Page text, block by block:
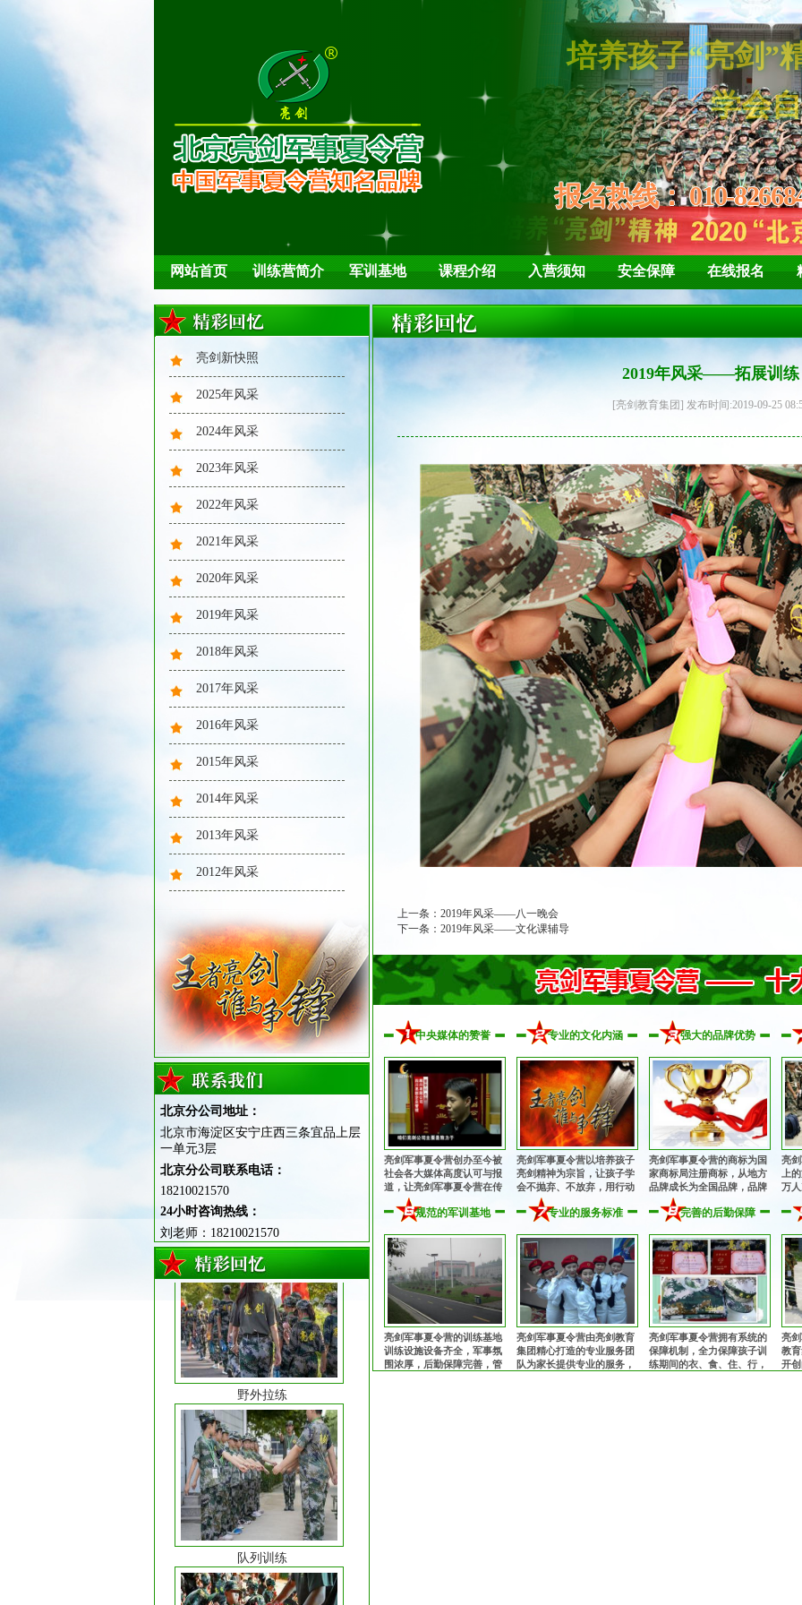
培养孩子
学会自信
报名热线：010-
网站首页 训练营简介 军训基地 课程介绍 入营须知 安全保障 在线报名
亮剑新快照
2025年风采
2024年风采
2023年风采
2022年风采
2021年风采
2020年风采
2019年风采
2018年风采
2017年风采
2016年风采
2015年风采
2014年风采
2013年风采
2012年风采
北京分公司地址：
北京市海淀区安宁庄西三条宜品上层
一单元3层
北京分公司联系电话：
18210021570
24小时咨询热线：
刘老师：18210021570
队列训练
心理健康
素质拓展
站姿训练
野外拉练
队列训练
2019年风采——拓展训练
[亮剑教育集团] 发布时间:2019-09-25
上一条： 2019年风采——八一晚会
下一条： 2019年风采——文化课辅导
中央媒体的赞誉
亮剑军事夏令营创办至今被
社会各大媒体高度认可与报
道，让亮剑军事夏令营在传
播中华军魂的征程上更加执
著与坚定！
专业的文化内涵
亮剑军事夏令营以培养孩子
亮剑精神为宗旨，让孩子学
会不抛弃、不放弃，用行动
诠释中华军魂的魅力，锻造
亿万中国心！
强大的品牌优势
亮剑军事夏令营的商标为国
家商标局注册商标，从地方
品牌成长为全国品牌，品牌
知名度和影响力与日俱增，
安全、正规，值得信赖！
亮
上
万
肯
军
规范的军训基地
亮剑军事夏令营的训练基地
训练设施设备齐全，军事氛
围浓厚，后勤保障完善，管
专业的服务标准
亮剑军事夏令营由亮剑教育
集团精心打造的专业服务团
队为家长提供专业的服务，
完善的后勤保障
亮剑军事夏令营拥有系统的
保障机制，全力保障孩子训
练期间的衣、食、住、行，
亮
教
开